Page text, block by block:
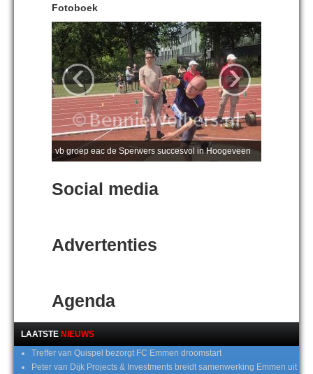
Fotoboek
vb groep eac de Sperwers succesvol in Hoogeveen
‹ ›
Social media
Advertenties
Agenda
LAATSTE NIEUWS
Treffer van Quispel bezorgt FC Emmen droomstart
Peter van Dijk Projects & Investments breidt samenwerking Emmen uit